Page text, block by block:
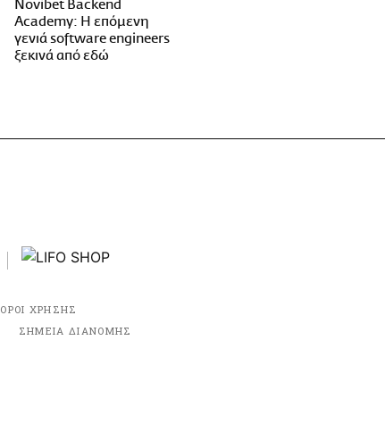
Novibet Backend
Academy: Η επόμενη
γενιά software engineers
ξεκινά από εδώ
ΟΡΟΙ ΧΡΗΣΗΣ
ΣΗΜΕΙΑ ΔΙΑΝΟΜΗΣ